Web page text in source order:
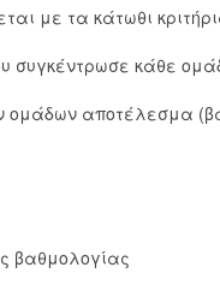
με τα κάτωθι
συγκέντρωσε κάθε
ομάδων αποτέλεσμα
βαθμολογίας